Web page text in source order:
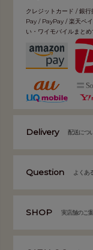
クレジットカード / 銀
Pay / PayPay / 楽天ペ
い・ワイモバイルまと
Delivery 配送につ
Question よくあ
SHOP 実店舗のご